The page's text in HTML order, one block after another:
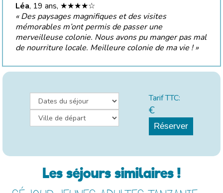
Léa, 19 ans, ★★★★☆
«Des paysages magnifiques et des visites
mémorables m’ont permis de passer une
merveilleuse colonie. Nous avons pu manger pas mal
de nourriture locale. Meilleure colonie de ma vie ! »
Tarif TTC:
€
Réserver
Les séjours similaires !